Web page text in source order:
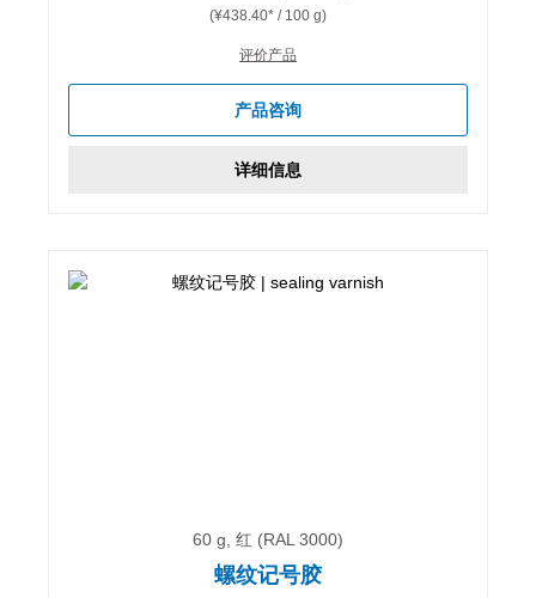
(¥438.40* / 100 g)
评价产品
产品咨询
详细信息
60 g, 红 (RAL 3000)
螺纹记号胶